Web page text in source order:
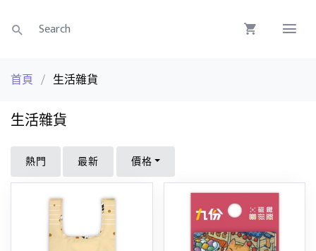
首頁 / 生活雜貨
生活雜貨
熱門 最新 價格